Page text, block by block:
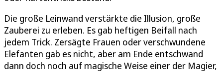
Die große Leinwand verstärkte die Illusion, große
Zauberei zu erleben. Es gab heftigen Beifall nach
jedem Trick. Zersägte Frauen oder verschwundene
Elefanten gab es nicht, aber am Ende entschwand
dann doch noch auf magische Weise einer der Magier,